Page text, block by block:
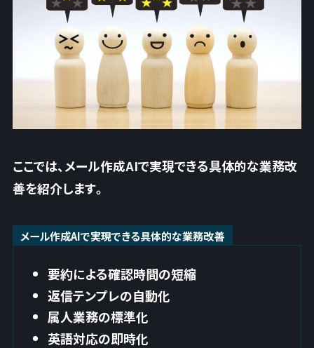
ここでは、メール作成AIで実現できる具体的な業務改
善を紹介します。
メール作成AIで実現できる具体的な業務改善
要約による確認時間の短縮
返信テンプレの自動化
属人業務の標準化
英語対応の即時化